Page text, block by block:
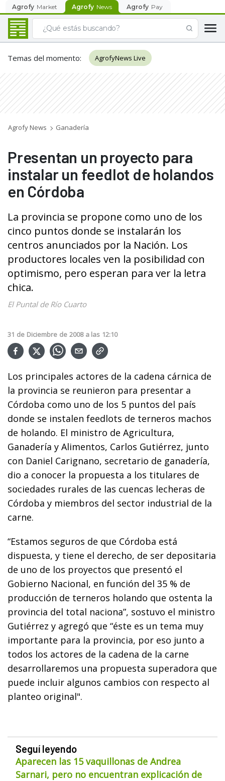
Agrofy Market Agrofy News Agrofy Pay
Temas del momento: AgrofyNews Live
Agrofy News Ganadería
Presentan un proyecto para
instalar un feedlot de holandos
en Córdoba
La provincia se propone como uno de los
cinco puntos donde se instalarán los
centros anunciados por la Nación. Los
productores locales ven la posibilidad con
optimismo, pero esperan para ver la letra
chica.
El Puntal de Río Cuarto
31 de Diciembre de 2008 a las 12:10
Los principales actores de la cadena cárnica de
la provincia se reunieron para presentar a
Córdoba como uno de los 5 puntos del país
donde se instalen feedlots de terneros machos
de holando. El ministro de Agricultura,
Ganadería y Alimentos, Carlos Gutiérrez, junto
con Daniel Carignano, secretario de ganadería,
dio a conocer la propuesta a los titulares de
sociedades rurales de las cuencas lecheras de
Córdoba y miembros del sector industrial de la
carne.
“Estamos seguros de que Córdoba está
dispuesta, y tiene el derecho, de ser depositaria
de uno de los proyectos que presentó el
Gobierno Nacional, en función del 35 % de
producción de terneros holando que ostenta la
provincia del total naciona”, sostuvo el ministro
Gutiérrez y agregó que “éste es un tema muy
importante para la provincia, por eso junto a
todos los actores de la cadena de la carne
desarrollaremos una propuesta superadora que
puede incluir algunos cambios con respecto al
planteo original".
Seguí leyendo
Aparecen las 15 vaquillonas de Andrea
Sarnari, pero no encuentran explicación de